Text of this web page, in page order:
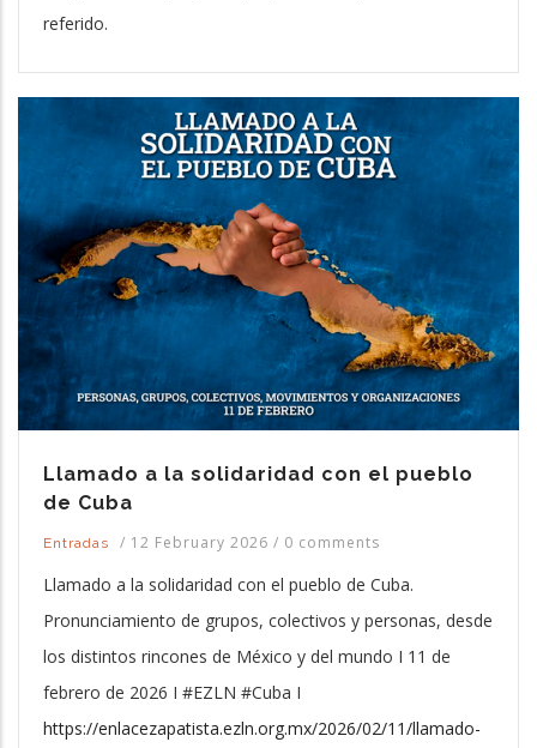
referido.
Llamado a la solidaridad con el pueblo
de Cuba
Entradas / 12 February 2026 / 0 comments
Llamado a la solidaridad con el pueblo de Cuba.
Pronunciamiento de grupos, colectivos y personas, desde
los distintos rincones de México y del mundo I 11 de
febrero de 2026 I #EZLN #Cuba I
https://enlacezapatista.ezln.org.mx/2026/02/11/llamado-